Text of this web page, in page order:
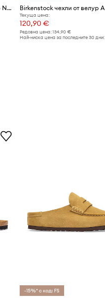
Birkenstock чехли сабо от велур Naples Wrapped Suede Leather
Текуща цена:
120,90 €
Редовна цена: 134,90 €
Най-ниска цена за последните 30 дни:
-15%* с код: FS